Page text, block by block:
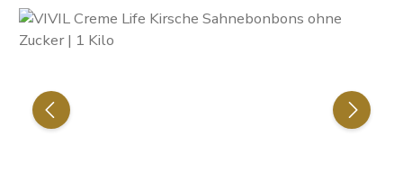
Bildergalerie überspringen